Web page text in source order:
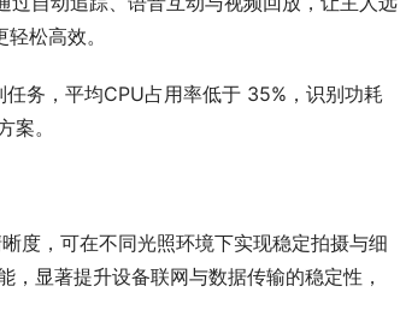
松高效。
务，平均CPU占用率低于 35%，识别功耗
。
度，可在不同光照环境下实现稳定拍摄与细
显著提升设备联网与数据传输的稳定性，